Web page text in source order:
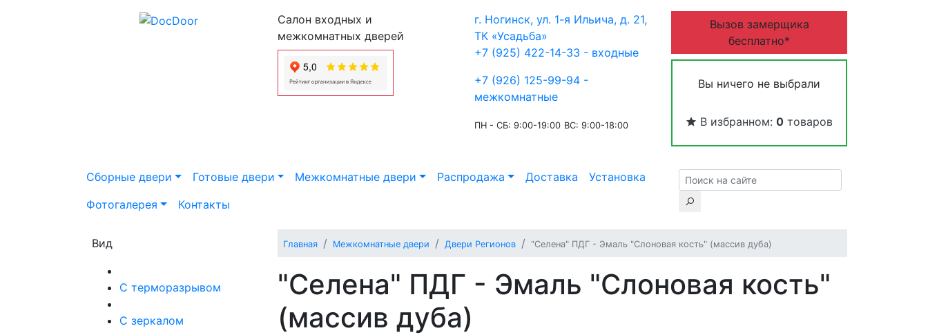
Салон входных и
межкомнатных дверей
г. Ногинск, ул. 1-я Ильича, д. 21,
ТК «Усадьба»
+7 (925) 422-14-33 - входные
+7 (926) 125-99-94 -
межкомнатные
ПН - СБ: 9:00-19:00 ВС: 9:00-18:00
Вызов замерщика
бесплатно*
Вы ничего не выбрали
В избранном: 0 товаров
Сборные двери Готовые двери Межкомнатные двери Распродажа Доставка
Установка
Фотогалерея
Контакты
Главная Межкомнатные двери Двери Регионов "Селена" ПДГ - Эмаль "Слоновая кость" (массив дуба)
"Селена" ПДГ - Эмаль "Слоновая кость"
(массив дуба)
Вид
С терморазрывом
С зеркалом